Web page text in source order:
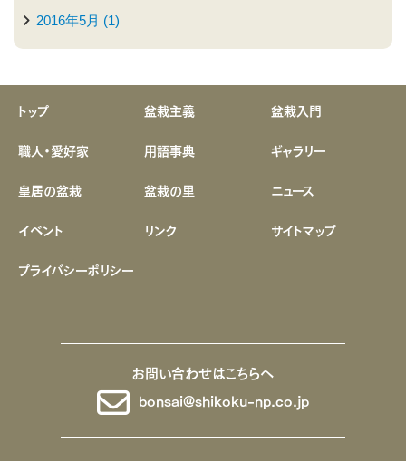
2016年5月 (1)
トップ 盆栽主義
盆栽入門
職人・愛好家
用語事典
ギャラリー
皇居の盆栽
盆栽の里
ニュース
イベント
リンク
サイトマップ
プライバシーポリシー
お問い合わせはこちらへ
bonsai@shikoku-np.co.jp